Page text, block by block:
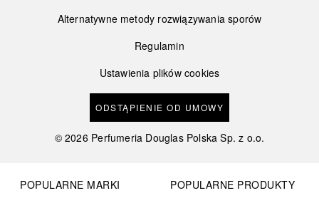
Alternatywne metody rozwiązywania sporów
Regulamin
Ustawienia plików cookies
ODSTĄPIENIE OD UMOWY
©2026 Perfumeria Douglas Polska Sp. z o.o.
POPULARNE MARKI
POPULARNE PRODUKTY